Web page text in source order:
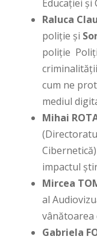
Educației și
Raluca
poliție și
poliție
cum ne
mediul
Mihai
impactul
Mircea
al
vânătoarea
Gabriela